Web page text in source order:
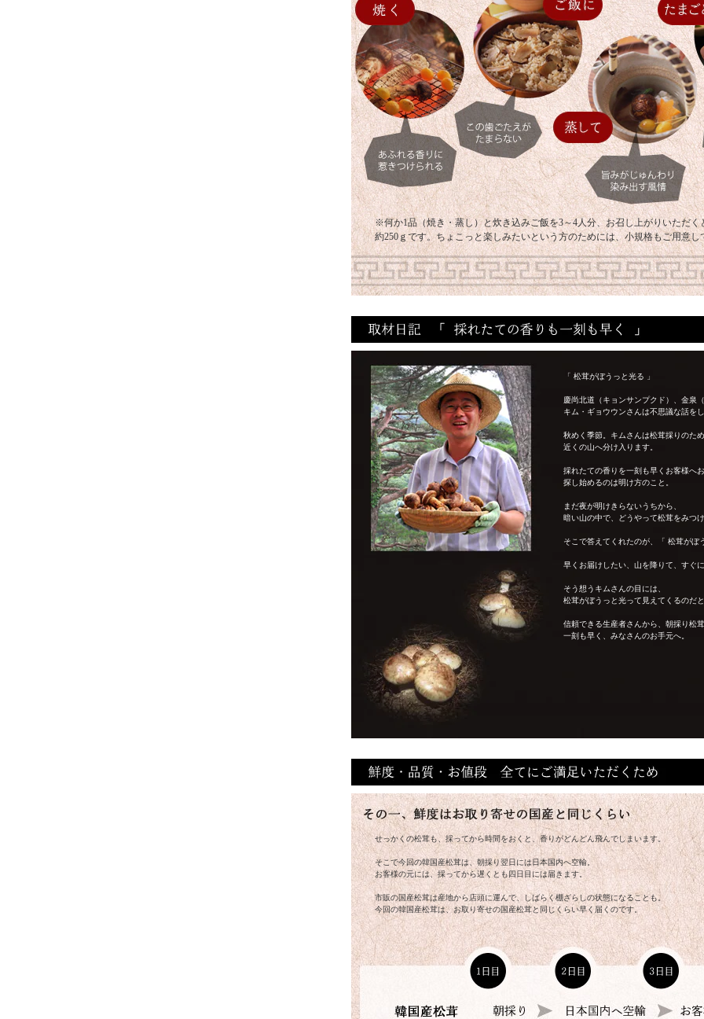
※何か1品（焼き・蒸し）と炊き込みご飯を3～4人分、お召し上がりいただく
約250ｇです。ちょこっと楽しみたいという方のためには、小規格もご用意し
「 松茸がぼうっと光る 」
慶尚北道（キョンサンプクド）、金泉
キム・ギョウウンさんは不思議な話を
秋めく季節。キムさんは松茸採りのた
近くの山へ分け入ります。
採れたての香りを一刻も早くお客様へ
探し始めるのは明け方のこと。
まだ夜が明けきらないうちから、
暗い山の中で、どうやって松茸をみつ
そこで答えてくれたのが、「 松茸がぼ
早くお届けしたい、山を降りて、すぐ
そう想うキムさんの目には、
松茸がぼうっと光って見えてくるのだ
信頼できる生産者さんから、朝採り松
一刻も早く、みなさんのお手元へ。
せっかくの松茸も、採ってから時間をおくと、香りがどんどん飛んでしまいます。
そこで今回の韓国産松茸は、朝採り翌日には日本国内へ空輸。
お客様の元には、採ってから遅くとも四日目には届きます。
市販の国産松茸は産地から店頭に運んで、しばらく棚ざらしの状態になることも。
今回の韓国産松茸は、お取り寄せの国産松茸と同じくらい早く届くのです。